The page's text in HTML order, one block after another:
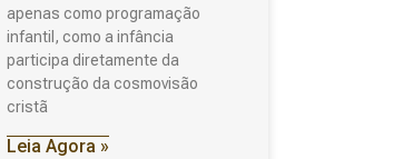
apenas como programação
infantil, como a infância
participa diretamente da
construção da cosmovisão
cristã
Leia Agora »